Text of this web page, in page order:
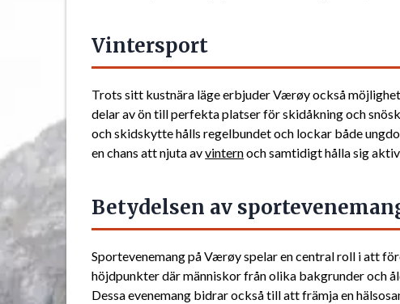
Vintersport
Trots sitt kustnära läge erbjuder Værøy också
delar av ön till perfekta platser för skidåkning och
och skidskytte hålls regelbundet och lockar både
en chans att njuta avvinternoch samtidigt hålla sig
Betydelsen av
Sportevenemang på Værøy spelar en central roll i att
höjdpunkter där människor från olika bakgrunder och
Dessa evenemang bidrar också till att främja en